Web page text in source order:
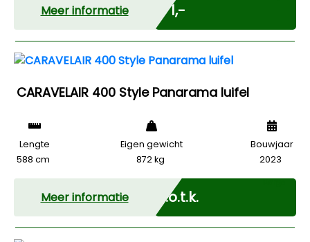
Meer informatie € 1,-
CARAVELAIR 400 Style Panarama luifel
Lengte
588 cm
Eigen gewicht
872 kg
Bouwjaar
2023
Meer informatie N.o.t.k.